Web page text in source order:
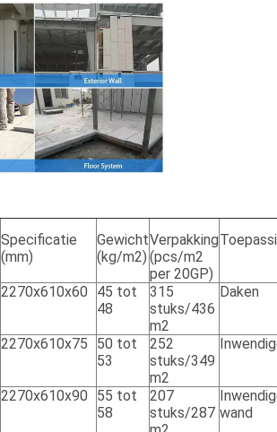
Specificatie
(mm)
Gewicht
(kg/m2)
Verpakking
(pcs/m2
per 20GP)
2270x610x60
45 tot
48
315
stuks/436
m2
Daken
2270x610x75
50 tot
53
252
stuks/349
m2
2270x610x90
55 tot
58
207
stuks/287 wand